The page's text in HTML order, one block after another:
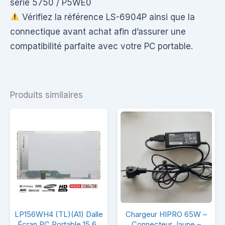
série 5750 / P5WE0
Vérifiez la référence LS-6904P ainsi que la
connectique avant achat afin d’assurer une
compatibilité parfaite avec votre PC portable.
Produits similaires
LP156WH4
LP156WH4 (TL)(A1) Dalle
Chargeur
Chargeur HIPRO 65W –